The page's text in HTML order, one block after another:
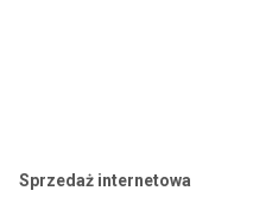
Sprzedaż internetowa